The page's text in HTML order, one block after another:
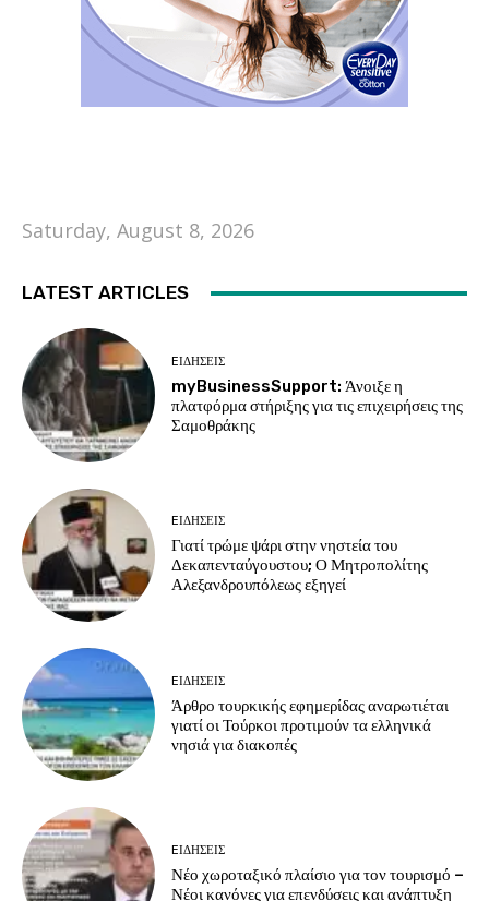
Saturday, August 8, 2026
LATEST ARTICLES
EΙΔΗΣΕΙΣ
myBusinessSupport: Άνοιξε η
πλατφόρμα στήριξης για τις επιχειρήσεις της
Σαμοθράκης
EΙΔΗΣΕΙΣ
Γιατί τρώμε ψάρι στην νηστεία του
Δεκαπενταύγουστου; Ο Μητροπολίτης
Αλεξανδρουπόλεως εξηγεί
EΙΔΗΣΕΙΣ
Άρθρο τουρκικής εφημερίδας αναρωτιέται
γιατί οι Τούρκοι προτιμούν τα ελληνικά
νησιά για διακοπές
EΙΔΗΣΕΙΣ
Νέο χωροταξικό πλαίσιο για τον τουρισμό –
Νέοι κανόνες για επενδύσεις και ανάπτυξη